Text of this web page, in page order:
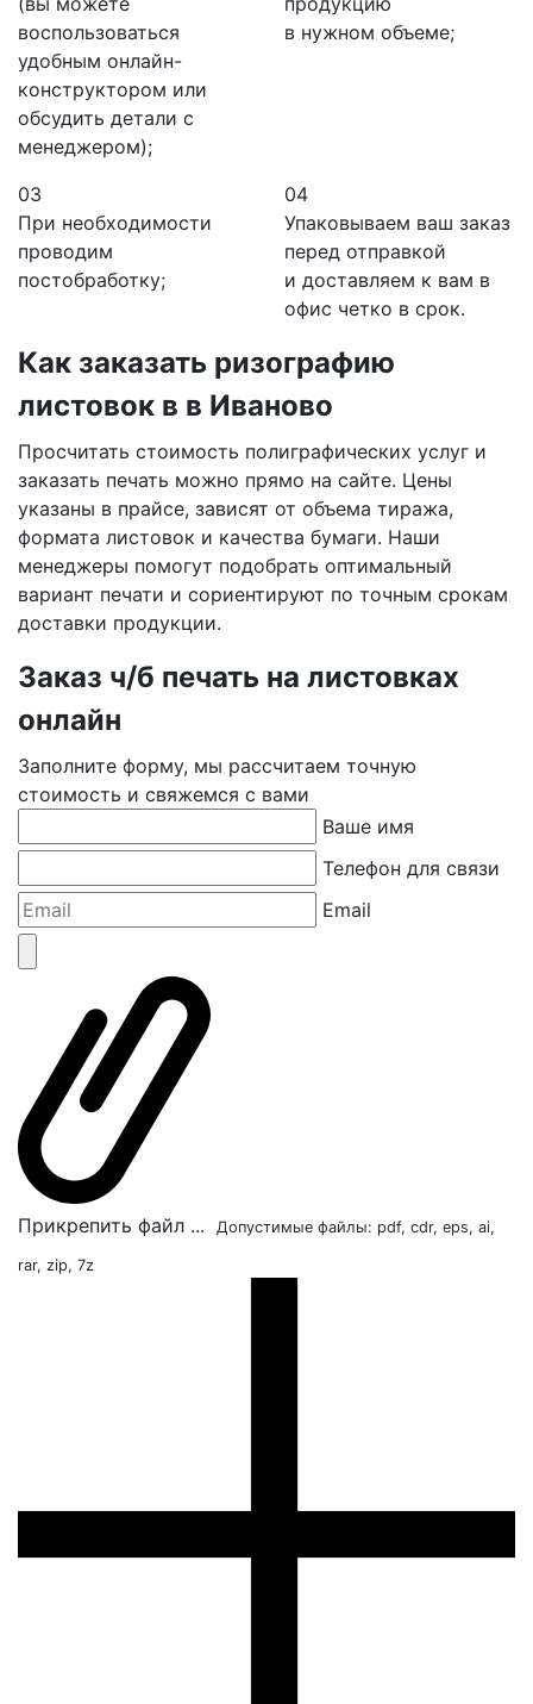
воспользоваться
удобным онлайн-
конструктором или
обсудить детали с
менеджером);
в нужном объеме;
03
При необходимости
проводим
постобработку;
04
Упаковываем ваш заказ
перед отправкой
и доставляем к вам в
офис четко в срок.
Как заказать ризографию
листовок в в Иваново
Просчитать стоимость полиграфических услуг и
заказать печать можно прямо на сайте. Цены
указаны в прайсе, зависят от объема тиража,
формата листовок и качества бумаги. Наши
менеджеры помогут подобрать оптимальный
вариант печати и сориентируют по точным срокам
доставки продукции.
Заказ ч/б печать на листовках
онлайн
Заполните форму, мы рассчитаем точную
стоимость и свяжемся с вами
Ваше имя
Телефон для связи
Email
Прикрепить файл ... Допустимые файлы: pdf, cdr, eps, ai,
rar, zip, 7z